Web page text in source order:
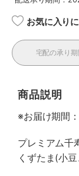
お気に入り
宅配の承り
商品説明
※お届け期間
プレミアム千
くずたま(小